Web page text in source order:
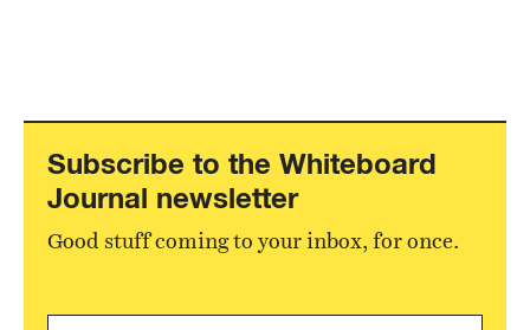
Subscribe to the Whiteboard
Journal newsletter
Good stuff coming to your inbox, for once.